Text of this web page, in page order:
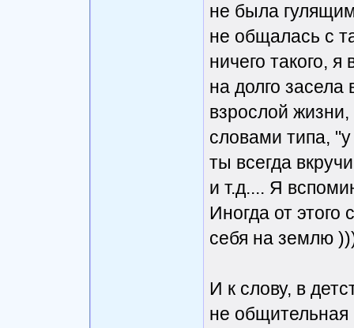
не была
не общалась с
ничего такого,
на долго
взрослой
словами типа,
ты всегда
и т.д.... Я
Иногда от этого
себя на землю
И к слову, в
не общительная